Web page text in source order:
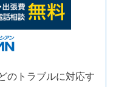
のトラブルに対応す